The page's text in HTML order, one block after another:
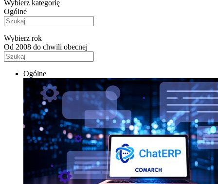
Wybierz kategorię
Ogólne
Wybierz rok
Od 2008 do chwili obecnej
Ogólne